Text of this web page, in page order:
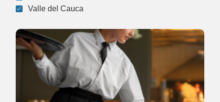
Valle del Cauca